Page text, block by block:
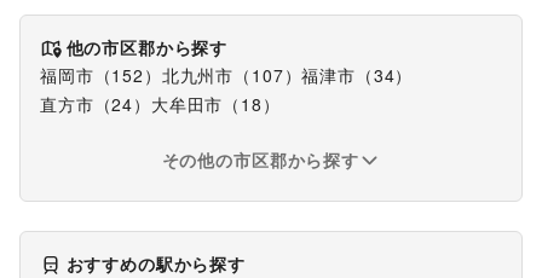
他の市区郡から探す
福岡市 （152 ） 北九州市 （ 107）福津市 （34）
直方市 （24） 大牟田市 （ 18 ）
その他の市区郡から探す
おすすめの駅から探す